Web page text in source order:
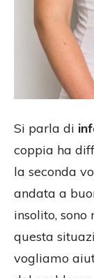
Si parla di
coppia ha
la seconda
andata a
insolito,
questa
vogliamo